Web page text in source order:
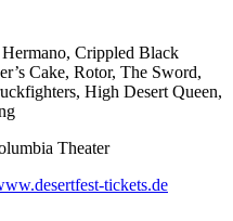
Crippled Black
Cake, Rotor, The Sword,
High Desert Queen,
Theater
tickets.de